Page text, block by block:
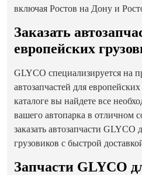
включая Ростов на Дону и
Заказать
европейских
GLYCO специализируется на
автозапчастей для
каталоге вы найдете все
вашего автопарка в отличном
заказать автозапчасти GLYCO
грузовиков с быстрой
Запчасти GLYCO